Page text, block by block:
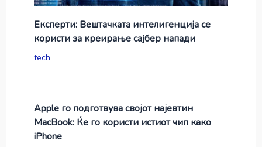
Експерти: Вештачката интелигенција се
користи за креирање сајбер напади
tech
Apple го подготвува својот најевтин
MacBook: Ќе го користи истиот чип како
iPhone